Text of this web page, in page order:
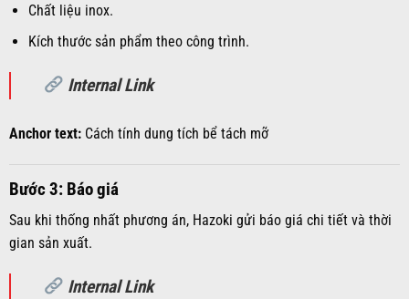
Chất liệu inox.
Kích thước sản phẩm theo công trình.
Internal Link
Anchor text: Cách tính dung tích bể tách mỡ
Bước 3: Báo giá
Sau khi thống nhất phương án, Hazoki gửi báo giá chi tiết và thời
gian sản xuất.
Internal Link